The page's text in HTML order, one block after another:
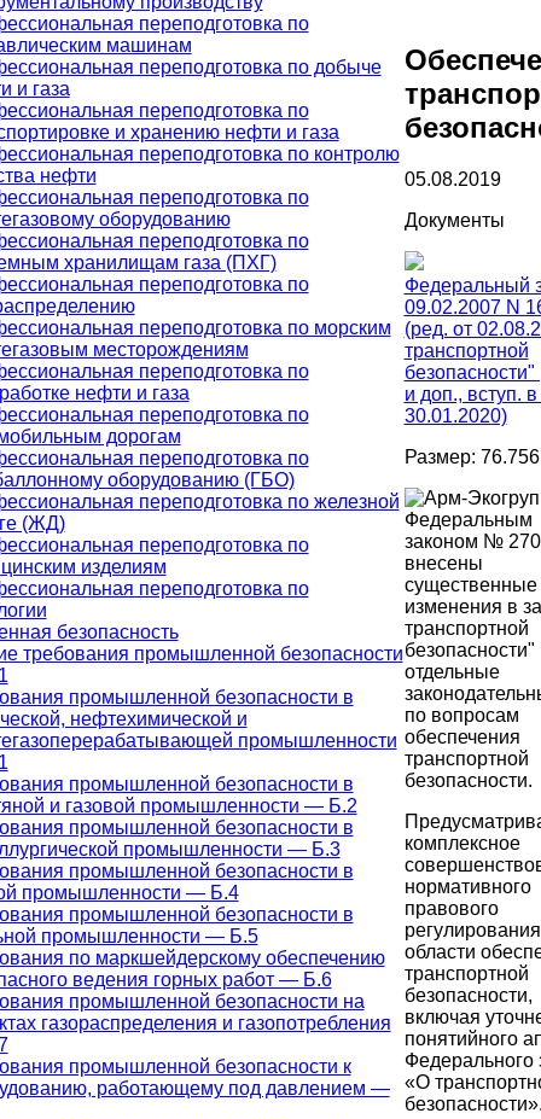
переподготовка по
машинам
переподготовка по добыче
и газа
переподготовка по
и хранению нефти и газа
переподготовка по контролю
нефти
переподготовка по
оборудованию
переподготовка по
хранилищам газа (ПХГ)
переподготовка по
переподготовка по морским
месторождениям
переподготовка по
нефти и газа
переподготовка по
дорогам
переподготовка по
оборудованию (ГБО)
переподготовка по железной
(ЖД)
переподготовка по
изделиям
переподготовка по
безопасность
требования промышленной безопасности
промышленной безопасности в
нефтехимической и
промышленности
промышленной безопасности в
и газовой промышленности — Б.2
промышленной безопасности в
промышленности — Б.3
промышленной безопасности в
промышленности — Б.4
промышленной безопасности в
промышленности — Б.5
по маркшейдерскому обеспечению
ведения горных работ — Б.6
промышленной безопасности на
газораспределения и газопотребления
промышленной безопасности к
работающему под давлением —
05.08.2019
Документы
Федеральный
09.02.2007 N
(ред. от
транспортной
безопасности"
и доп., вступ.
30.01.2020)
Размер:
Федеральным
законом №
внесены
существенные
изменения в
транспортной
безопасности"
отдельные
по вопросам
обеспечения
транспортной
безопасности.
комплексное
нормативного
правового
области
транспортной
безопасности,
включая
понятийного
Федерального
«О